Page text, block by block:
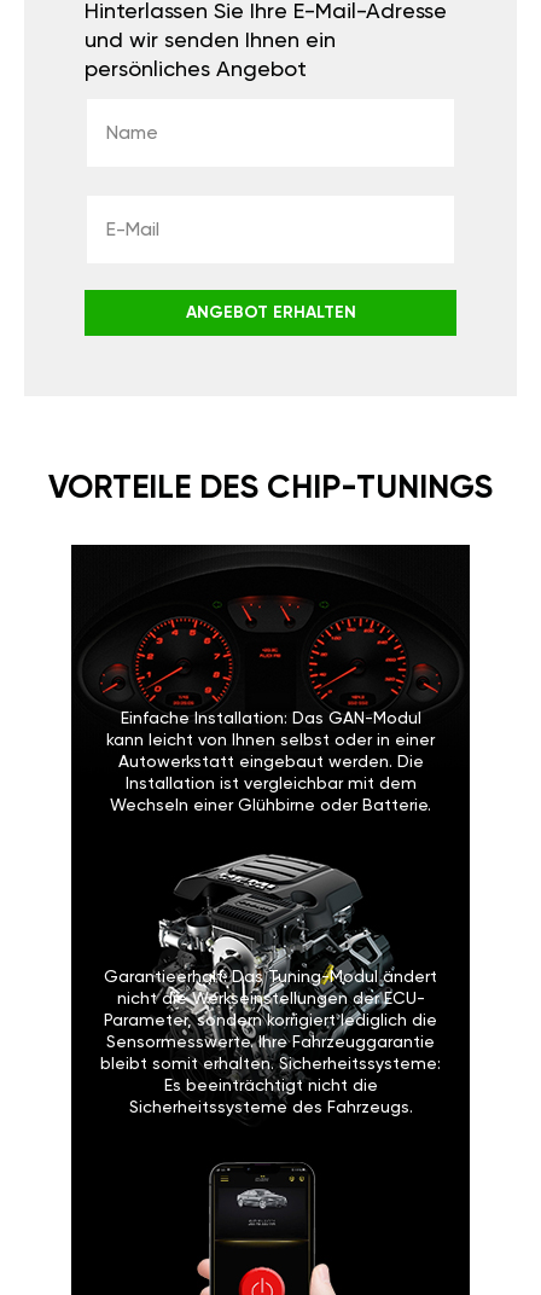
Hinterlassen Sie Ihre E-Mail-Adresse
und wir senden Ihnen ein
persönliches Angebot
ANGEBOT ERHALTEN
VORTEILE DES CHIP-TUNINGS
Einfache Installation: Das GAN-Modul
kann leicht von Ihnen selbst oder in einer
Autowerkstatt eingebaut werden. Die
Installation ist vergleichbar mit dem
Wechseln einer Glühbirne oder Batterie.
Garantieerhalt: Das Tuning-Modul ändert
nicht die Werkseinstellungen der ECU-
Parameter, sondern korrigiert lediglich die
Sensormesswerte. Ihre Fahrzeuggarantie
bleibt somit erhalten. Sicherheitssysteme:
Es beeinträchtigt nicht die
Sicherheitssysteme des Fahrzeugs.